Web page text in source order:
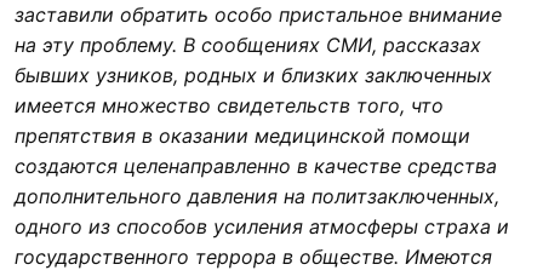
заставили обратить особо пристальное внимание
на эту проблему. В сообщениях СМИ, рассказах
бывших узников, родных и близких заключенных
имеется множество свидетельств того, что
препятствия в оказании медицинской помощи
создаются целенаправленно в качестве средства
дополнительного давления на политзаключенных,
одного из способов усиления атмосферы страха и
государственного террора в обществе. Имеются